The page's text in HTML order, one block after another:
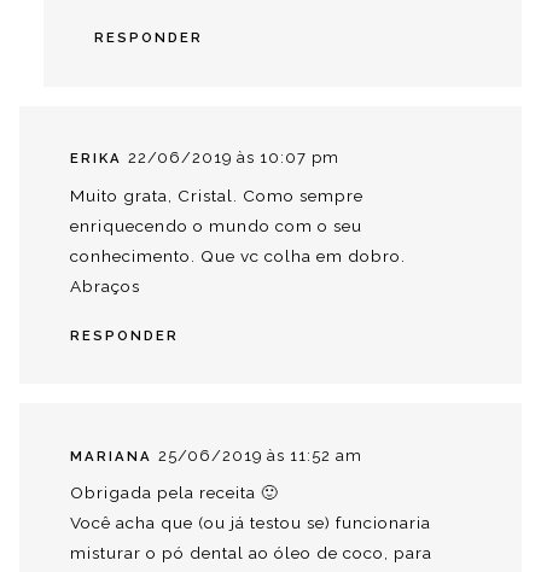
RESPONDER
ERIKA 22/06/2019 às 10:07 pm
Muito grata, Cristal. Como sempre
enriquecendo o mundo com o seu
conhecimento. Que vc colha em dobro.
Abraços
RESPONDER
MARIANA 25/06/2019 às 11:52 am
Obrigada pela receita 🙂
Você acha que (ou já testou se) funcionaria
misturar o pó dental ao óleo de coco, para